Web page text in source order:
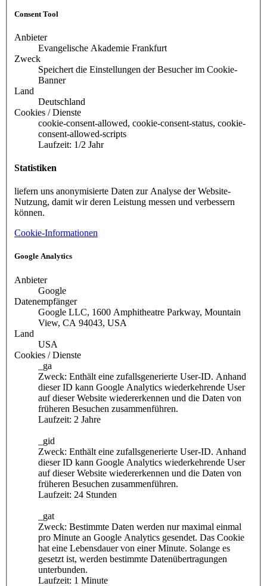
Consent Tool
Anbieter
Evangelische Akademie Frankfurt
Zweck
Speichert die Einstellungen der Besucher im Cookie-
Banner
Land
Deutschland
Cookies / Dienste
cookie-consent-allowed, cookie-consent-status, cookie-
consent-allowed-scripts
Laufzeit: 1/2 Jahr
Statistiken
liefern uns anonymisierte Daten zur Analyse der Website-
Nutzung, damit wir deren Leistung messen und verbessern
können.
Cookie-Informationen
Google Analytics
Anbieter
Google
Datenempfänger
Google LLC, 1600 Amphitheatre Parkway, Mountain
View, CA 94043, USA
Land
USA
Cookies / Dienste
_ga
Zweck: Enthält eine zufallsgenerierte User-ID. Anhand
dieser ID kann Google Analytics wiederkehrende User
auf dieser Website wiedererkennen und die Daten von
früheren Besuchen zusammenführen.
Laufzeit: 2 Jahre
_gid
Zweck: Enthält eine zufallsgenerierte User-ID. Anhand
dieser ID kann Google Analytics wiederkehrende User
auf dieser Website wiedererkennen und die Daten von
früheren Besuchen zusammenführen.
Laufzeit: 24 Stunden
_gat
Zweck: Bestimmte Daten werden nur maximal einmal
pro Minute an Google Analytics gesendet. Das Cookie
hat eine Lebensdauer von einer Minute. Solange es
gesetzt ist, werden bestimmte Datenübertragungen
unterbunden.
Laufzeit: 1 Minute